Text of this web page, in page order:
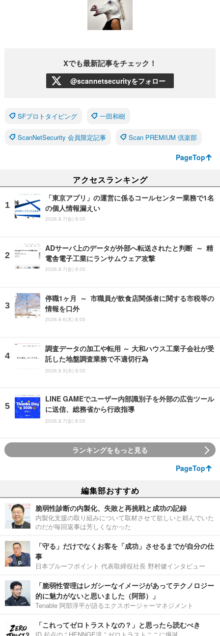
Xでも最新記事をチェック！
@scannetsecurityをフォロー
SFプロトタイピング 一田和樹
ScanNetSecurity 会員限定記事 Scan PREMIUM 倶楽部
PageTop
アクセスランキング
「東京アプリ」の運営に係るコールセンター業務で1名
の個人情報漏えい
2026.8.7(金) 8:05
ADサーバ上のデータが外部へ転送されたと判断 ～ 精
電舎電子工業にランサムウェア攻撃
2026.8.7(金) 8:05
停職1ヶ月 ～ 市職員が飲食店関係者に関する市税等の
情報を口外
2026.8.6(木) 8:05
調査データの加工や転用 ～ 大和ハウス工業子会社が受
託した地盤調査業務で不適切行為
2026.8.5(水) 8:05
LINE GAMEでユーザー内部識別子を外部の広告ツール
に送信、総務省から行政指導
2026.8.7(金) 8:05
ランキングをもっと見る
PageTop
編集部おすすめ
脆弱性診断の内製化、失敗と再挑戦と成功の記録
内製化支援の取り組みについて取材させて欲しいと頼んでいた
のだが毎回返事は芳しくなかった
「守る」だけでなくお客を「成功」させるまでが自分の仕
事
日本プルーフポイント 代表取締役社長 野村健インタビュー
「脆弱性管理はレガシーなイメージがあってテクノロジー
的に魅力がないと思いました（阿部）」
Tenable 阿部淳平が語るエクスポージャーマネジメント
「これってゼロトラストなの？」と思ったら読むべき